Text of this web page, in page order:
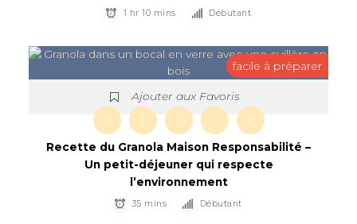
1 hr 10 mins Débutant
Ajouter aux Favoris
facile à préparer
é F F G P
Recette du Granola Maison Responsabilité –
Un petit-déjeuner qui respecte
l’environnement
35 mins Débutant